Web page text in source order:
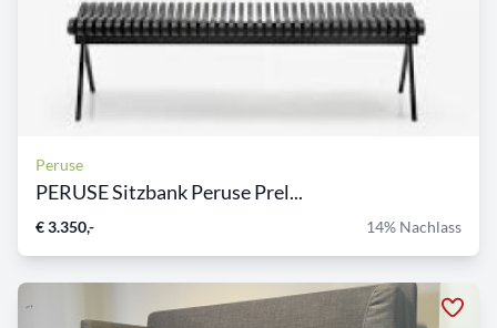
Peruse
PERUSE Sitzbank Peruse Prel...
€ 3.350,- 14% Nachlass